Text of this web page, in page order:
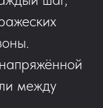
между